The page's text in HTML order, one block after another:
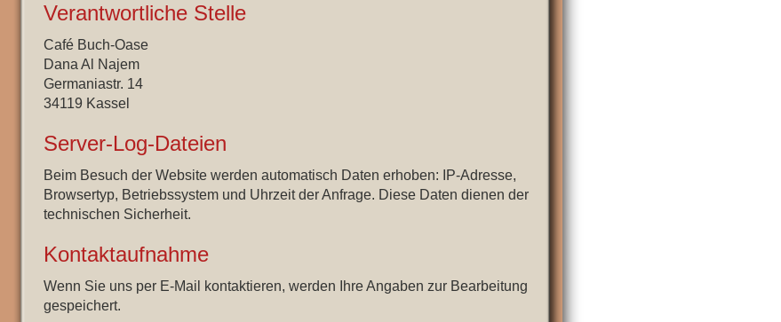
Verantwortliche Stelle
Café Buch-Oase
Dana Al Najem
Germaniastr. 14
34119 Kassel
Server-Log-Dateien
Beim Besuch der Website werden automatisch Daten erhoben: IP-Adresse,
Browsertyp, Betriebssystem und Uhrzeit der Anfrage. Diese Daten dienen der
technischen Sicherheit.
Kontaktaufnahme
Wenn Sie uns per E-Mail kontaktieren, werden Ihre Angaben zur Bearbeitung
gespeichert.